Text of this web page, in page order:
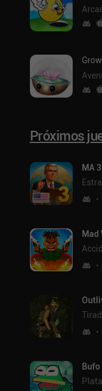
Próximos
MA
Mad